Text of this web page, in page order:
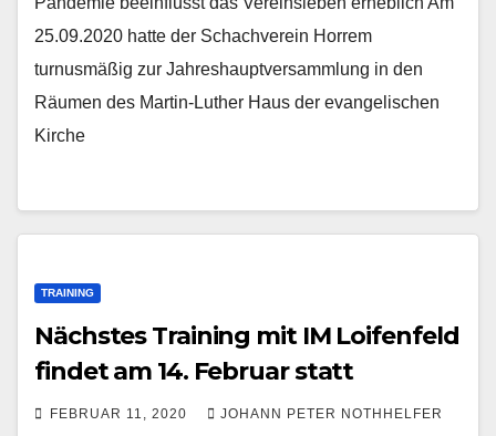
25.09.2020 hatte der Schachverein Horrem
turnusmäßig zur Jahreshauptversammlung in den
Räumen des Martin-Luther Haus der evangelischen
Kirche
TRAINING
Nächstes Training mit IM Loifenfeld
findet am 14. Februar statt
FEBRUAR 11, 2020 JOHANN PETER NOTHHELFER